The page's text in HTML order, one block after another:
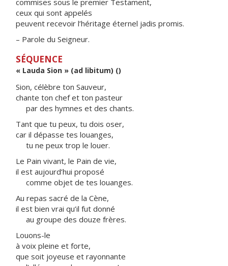
commises sous le premier Testament,
ceux qui sont appelés
peuvent recevoir l’héritage éternel jadis promis.
– Parole du Seigneur.
SÉQUENCE
« Lauda Sion » (ad libitum) ()
Sion, célèbre ton Sauveur,
chante ton chef et ton pasteur
par des hymnes et des chants.
Tant que tu peux, tu dois oser,
car il dépasse tes louanges,
tu ne peux trop le louer.
Le Pain vivant, le Pain de vie,
il est aujourd’hui proposé
comme objet de tes louanges.
Au repas sacré de la Cène,
il est bien vrai qu’il fut donné
au groupe des douze frères.
Louons-le
à voix pleine et forte,
que soit joyeuse et rayonnante